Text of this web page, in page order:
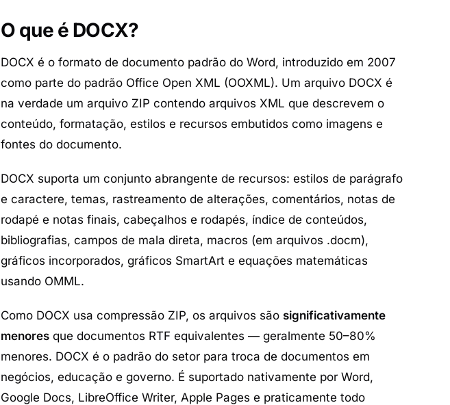
O que é DOCX?
DOCX é o formato de documento padrão do Word, introduzido em 2007
como parte do padrão Office Open XML (OOXML). Um arquivo DOCX é
na verdade um arquivo ZIP contendo arquivos XML que descrevem o
conteúdo, formatação, estilos e recursos embutidos como imagens e
fontes do documento.
DOCX suporta um conjunto abrangente de recursos: estilos de parágrafo
e caractere, temas, rastreamento de alterações, comentários, notas de
rodapé e notas finais, cabeçalhos e rodapés, índice de conteúdos,
bibliografias, campos de mala direta, macros (em arquivos .docm),
gráficos incorporados, gráficos SmartArt e equações matemáticas
usando OMML.
Como DOCX usa compressão ZIP, os arquivos são significativamente
menores que documentos RTF equivalentes — geralmente 50–80%
menores. DOCX é o padrão do setor para troca de documentos em
negócios, educação e governo. É suportado nativamente por Word,
Google Docs, LibreOffice Writer, Apple Pages e praticamente todo